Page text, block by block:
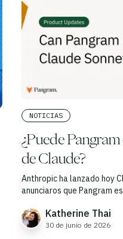
NOTICIAS
¿Puede
de Claude?
Anthropic ha lanzado hoy
anunciaros que Pangram
Katherine Thai
30 de junio de 2026